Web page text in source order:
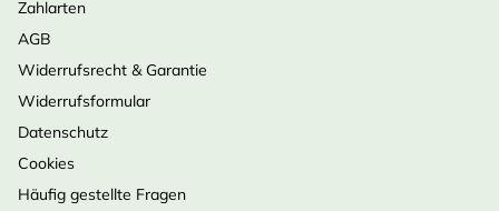
Zahlarten
AGB
Widerrufsrecht & Garantie
Widerrufsformular
Datenschutz
Cookies
Häufig gestellte Fragen